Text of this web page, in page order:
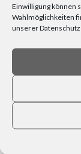
Einwilligung können
Wahlmöglichkeiten
unserer